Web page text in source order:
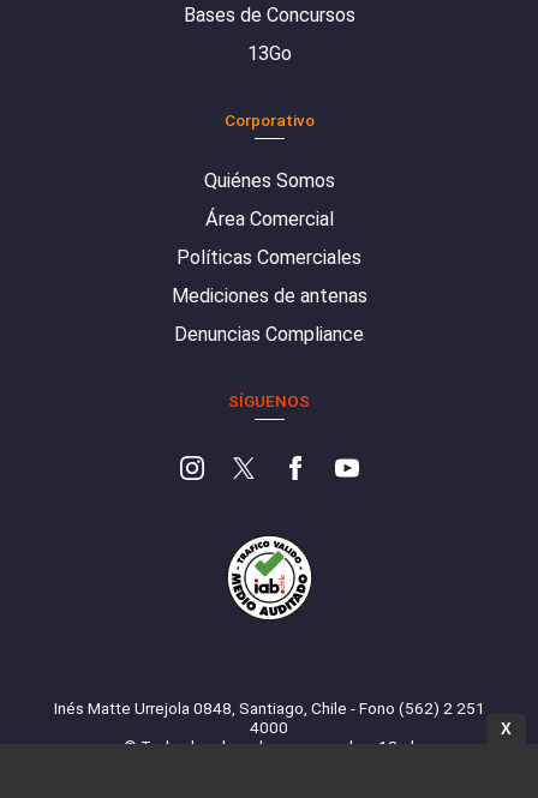
Bases de Concursos
13Go
Corporativo
Quiénes Somos
Área Comercial
Políticas Comerciales
Mediciones de antenas
Denuncias Compliance
SÍGUENOS
Inés Matte Urrejola 0848, Santiago, Chile - Fono (562) 2 251
4000
© Todos los derechos reservados. 13.cl
X